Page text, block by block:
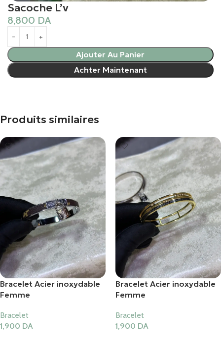
Sacoche L’v
8,800 DA
Ajouter Au Panier
Achter Maintenant
Produits similaires
Bracelet Acier inoxydable
Femme
Bracelet
1,900 DA
Bracelet Acier inoxydable
Femme
Bracelet
1,900 DA